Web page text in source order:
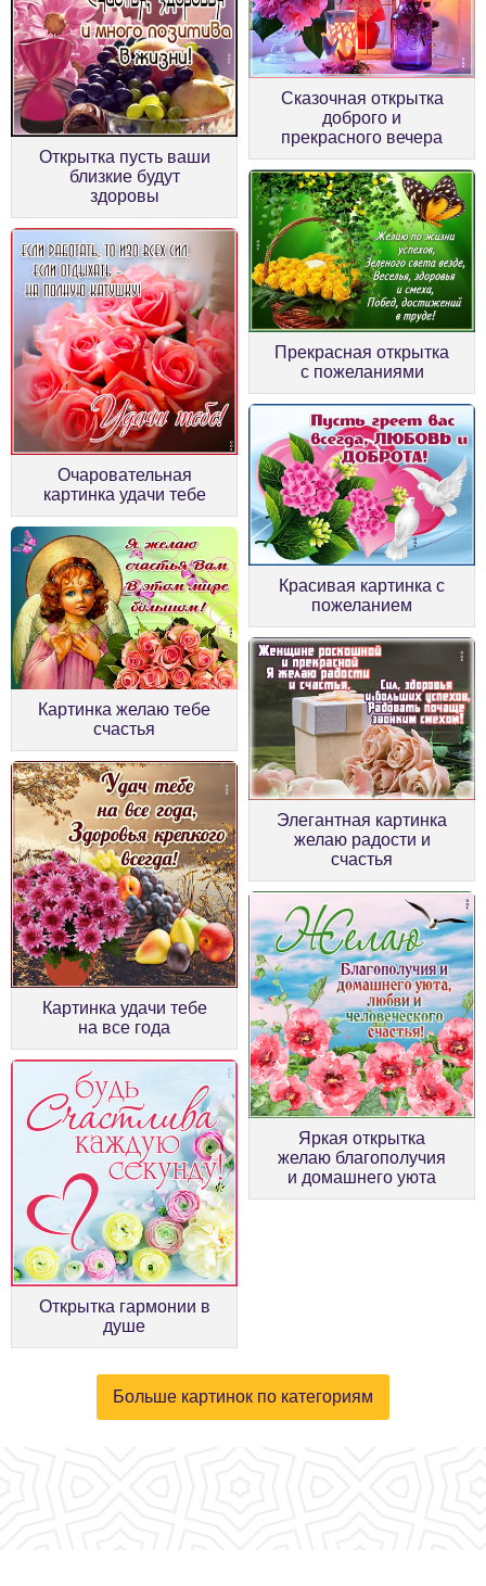
Открытка пусть ваши
близкие будут
здоровы
Сказочная открытка
доброго и
прекрасного вечера
Очаровательная
картинка удачи тебе
Прекрасная открытка
с пожеланиями
Картинка желаю тебе
счастья
Красивая картинка с
пожеланием
Картинка удачи тебе
на все года
Элегантная картинка
желаю радости и
счастья
Открытка гармонии в
душе
Яркая открытка
желаю благополучия
и домашнего уюта
Больше картинок по категориям